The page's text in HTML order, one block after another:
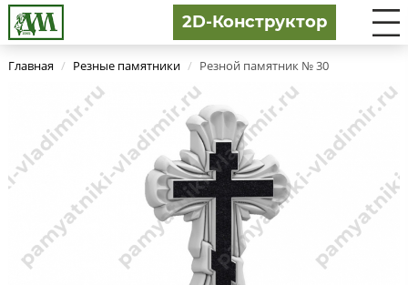
2D-Конструктор
Главная / Резные памятники / Резной памятник № 30